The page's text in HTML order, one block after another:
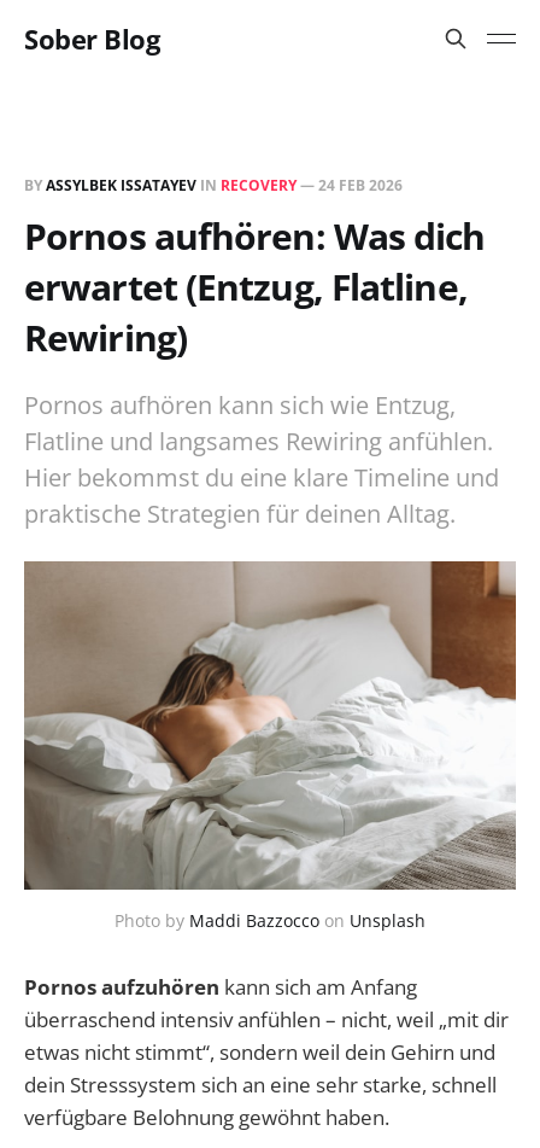
Sober Blog
BYASSYLBEK ISSATAYEV IN RECOVERY—24 FEB 2026
Pornos aufhören: Was dich
erwartet (Entzug, Flatline,
Rewiring)
Pornos aufhören kann sich wie Entzug,
Flatline und langsames Rewiring anfühlen.
Hier bekommst du eine klare Timeline und
praktische Strategien für deinen Alltag.
Photo by Maddi Bazzocco on Unsplash
Pornos aufzuhören kann sich am Anfang
überraschend intensiv anfühlen – nicht, weil „mit dir
etwas nicht stimmt“, sondern weil dein Gehirn und
dein Stresssystem sich an eine sehr starke, schnell
verfügbare Belohnung gewöhnt haben.